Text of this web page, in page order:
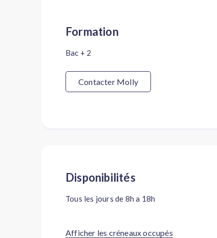
Formation
Bac + 2
Contacter Molly
Disponibilités
Tous les jours de 8h a 18h
Afficher les créneaux occupés